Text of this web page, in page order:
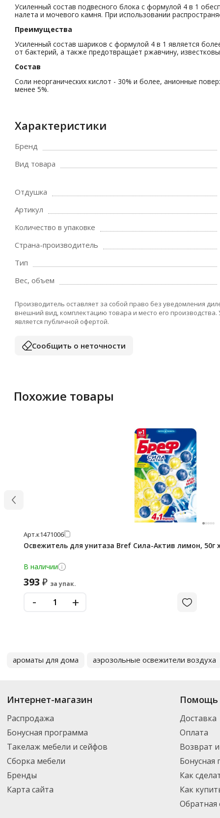
Усиленный состав подвесного блока с формулой 4 в 1
налета и мочевого камня. При использовании
Преимущества
Усиленный состав шариков с формулой 4 в 1 является
от бактерий, а также предотвращает ржавчину,
Состав
Соли неорганических кислот - 30% и более, анионные
менее 5%.
Характеристики
Бренд
Вид товара
Отдушка
Артикул
Количество в упаковке
Страна-производитель
Тип
Вес, объем
Производитель оставляет за собой право без уведомления
внешний вид, комплектацию товара и место его
является публичной офертой.
Сообщить о неточности
Похожие товары
Арт.к1471006
Освежитель для унитаза Bref Сила-Актив лимон, 50г
В наличии
393 ₽ за упак.
- +
ароматы для дома аэрозольные освежители воздуха
Интернет-магазин
Распродажа
Бонусная программа
Такелаж мебели и сейфов
Сборка мебели
Бренды
Карта сайта
Помощь
Доставка
Оплата
Возврат
Бонусная
Как
Как
Обратная